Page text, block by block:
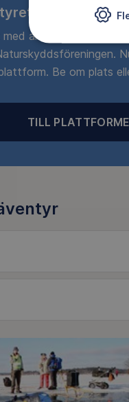
andra medlemmar i
Be om plats
TILL